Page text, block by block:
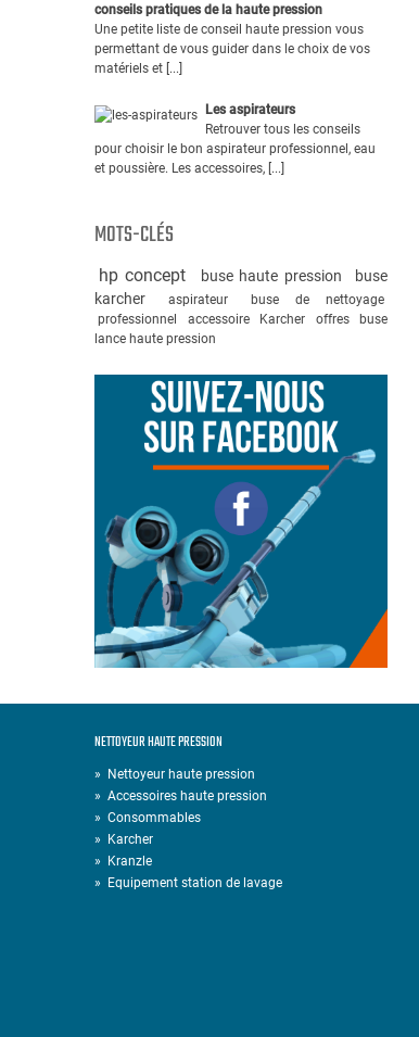
conseils pratiques de la haute pression
Une petite liste de conseil haute pression vous
permettant de vous guider dans le choix de vos
matériels et [...]
Les aspirateurs
Retrouver tous les conseils
pour choisir le bon aspirateur professionnel, eau
et poussière. Les accessoires, [...]
MOTS-CLÉS
hp concept buse haute pression
buse
karcher
aspirateur
buse de nettoyage
professionnel
accessoire Karcher offres
buse
lance haute pression
NETTOYEUR HAUTE PRESSION
» Nettoyeur haute pression
» Accessoires haute pression
» Consommables
» Karcher
» Kranzle
» Equipement station de lavage